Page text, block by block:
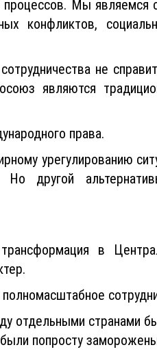
Мы являемся
конфликтов,
не
являются
права.
урегулированию
другой
в
отдельными странами
были попросту